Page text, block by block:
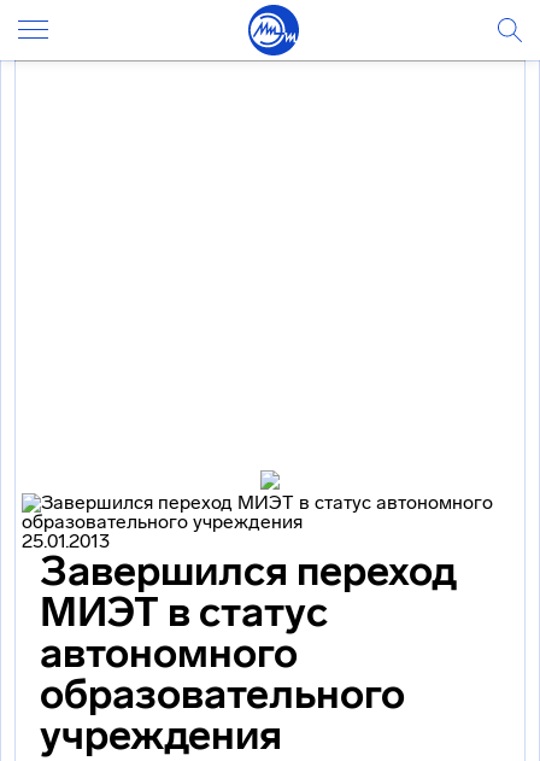
25.01.2013
Завершился переход
МИЭТ в статус
автономного
образовательного
учреждения